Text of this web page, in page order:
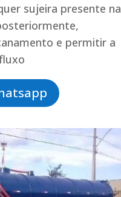
sujeira presente na
e permitir a